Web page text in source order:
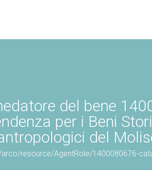
del bene
per i Beni
del
resource/AgentRole/1400080676-